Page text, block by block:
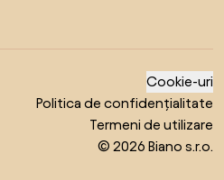
Cookie-uri
Politica de confidențialitate
Termeni de utilizare
© 2026 Biano s.r.o.